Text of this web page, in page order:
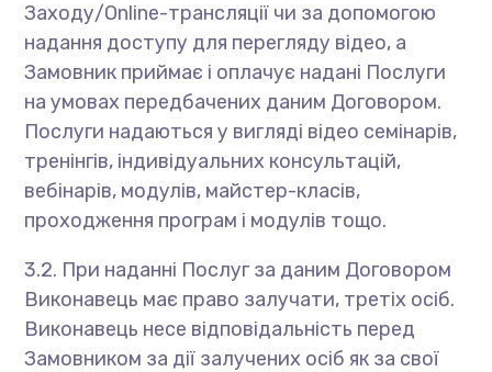
Заходу/Online-трансляції чи за допомогою
надання доступу для перегляду відео, а
Замовник приймає і оплачує надані Послуги
на умовах передбачених даним Договором.
Послуги надаються у вигляді відео семінарів,
тренінгів, індивідуальних консультацій,
вебінарів, модулів, майстер-класів,
проходження програм і модулів тощо.
3.2. При наданні Послуг за даним Договором
Виконавець має право залучати, третіх осіб.
Виконавець несе відповідальність перед
Замовником за дії залучених осіб як за свої